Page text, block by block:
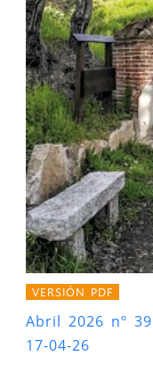
VERSIÓN PDF
Abril 2026 nº
17-04-26